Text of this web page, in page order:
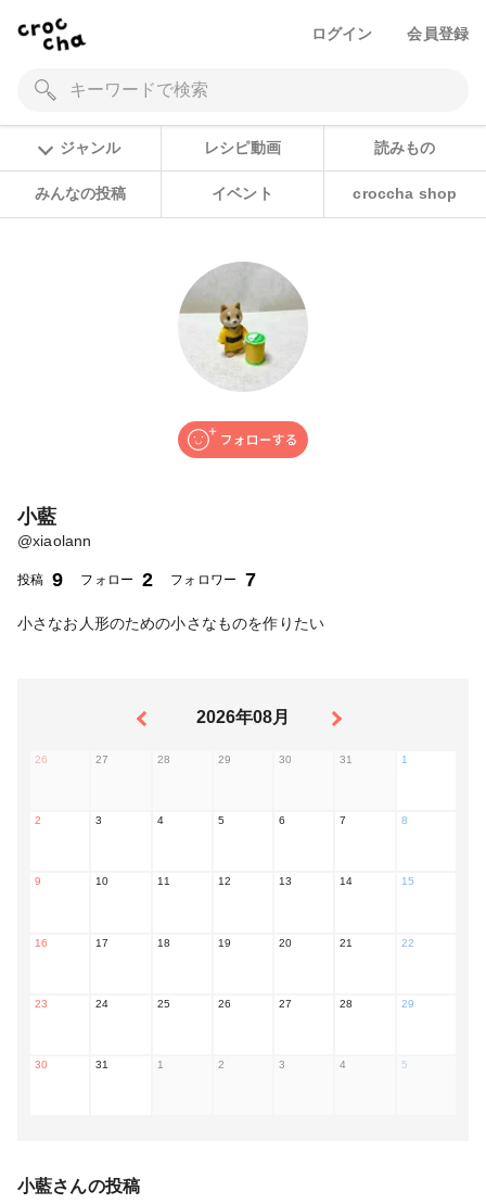
ログイン 会員登録
ジャンル レシピ動画 読みもの
みんなの投稿 イベント croccha shop
小藍
@xiaolann
投稿 9 フォロー 2 フォロワー 7
小さなお人形のための小さなものを作りたい
2026年08月
26 27 28 29 30 31 1
2 3 4 5 6 7 8
9 10 11 12 13 14 15
16 17 18 19 20 21 22
23 24 25 26 27 28 29
30 31 1 2 3 4 5
小藍さんの投稿